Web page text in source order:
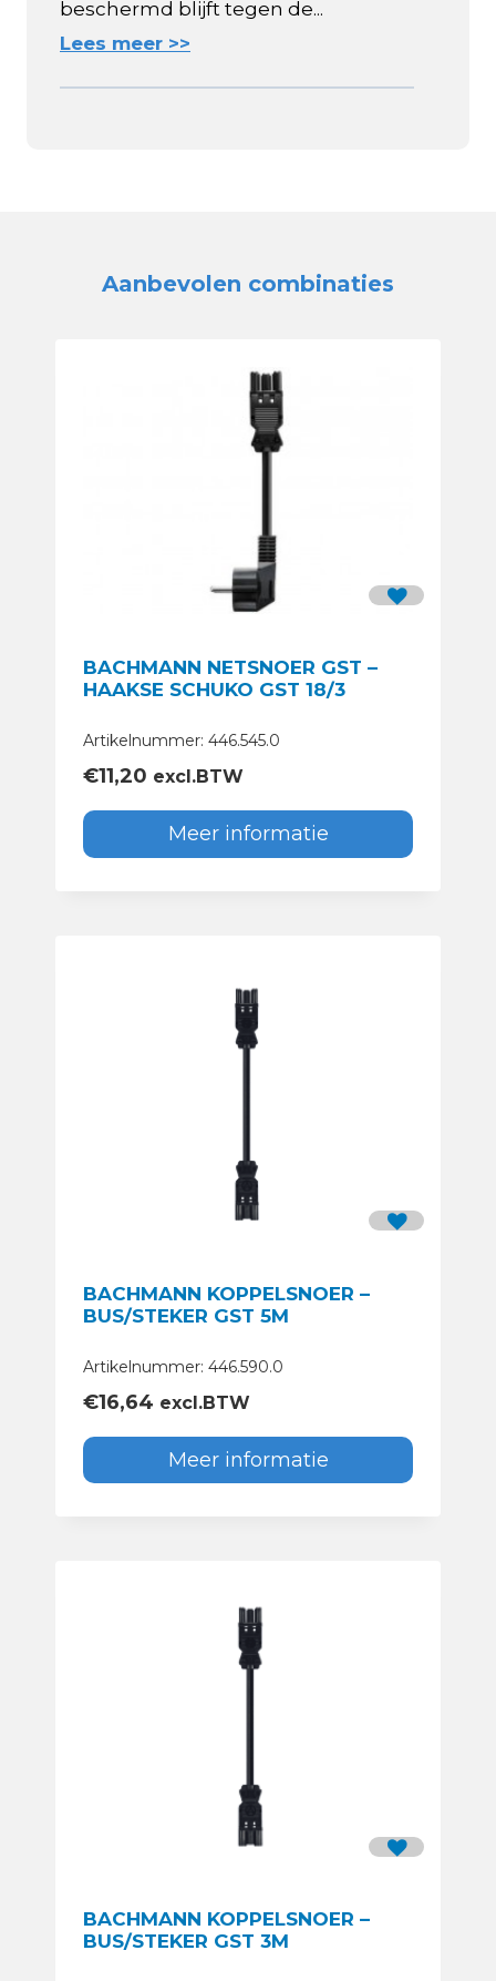
beschermd blijft tegen de...
Lees meer >>
Aanbevolen combinaties
BACHMANN NETSNOER GST –
HAAKSE SCHUKO GST 18/3
Artikelnummer: 446.545.0
€11,20 excl.BTW
Meer informatie
BACHMANN KOPPELSNOER –
BUS/STEKER GST 5M
Artikelnummer: 446.590.0
€16,64 excl.BTW
Meer informatie
BACHMANN KOPPELSNOER –
BUS/STEKER GST 3M